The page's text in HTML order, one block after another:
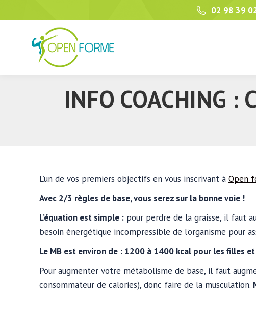
02 98 39
INFO COACHING :
L’un de vos premiers objectifs en vous inscrivant à Open
Avec 2/3 règles de base, vous serez sur la bonne voie !
L’équation est simple : pour perdre de la graisse, il faut
besoin énergétique incompressible de l’organisme pour
Le MB est environ de : 1200 à 1400 kcal pour les filles
Pour augmenter votre métabolisme de base, il faut
consommateur de calories), donc faire de la musculation.